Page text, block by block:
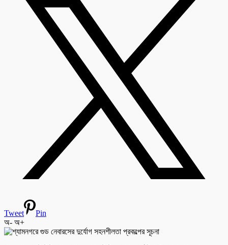
Tweet
Pin
অ- অ+